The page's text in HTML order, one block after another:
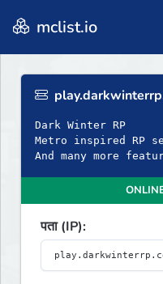
mclist.io
Dark Winter RP
Metro inspired RP
And many more
पता (IP):